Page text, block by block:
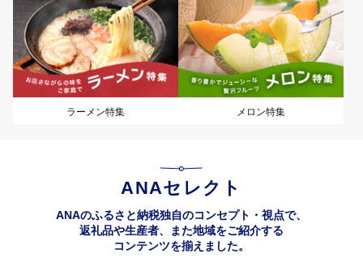
ラーメン特集 メロン特集
ANAセレクト
ANAのふるさと納税独自のコンセプト・視点で、
返礼品や生産者、また地域をご紹介する
コンテンツを揃えました。